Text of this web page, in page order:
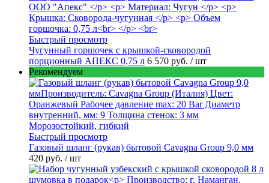
Быстрый просмотр
Чугунный горшочек с крышкой-сковородой
порционный АПЕКС 0,75 л 6 570 руб. / шт
Рекомендуем
Быстрый просмотр
Газовый шланг (рукав) бытовой Cavagna Group 9,0 мм
420 руб. / шт